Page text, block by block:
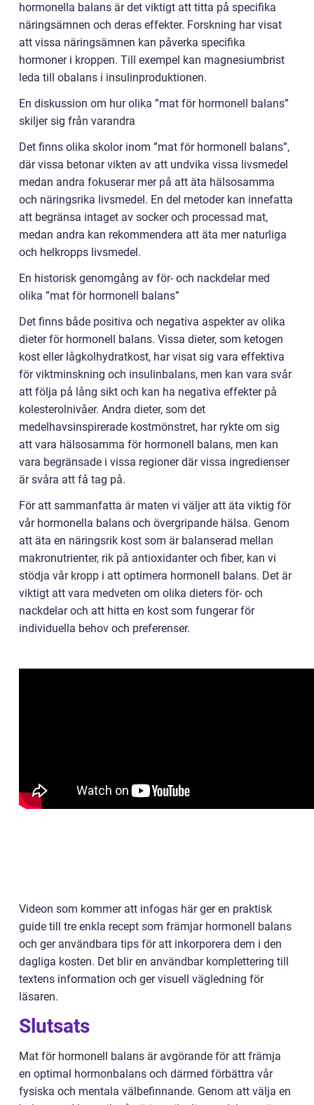
hormonella balans är det viktigt att titta på specifika
näringsämnen och deras effekter. Forskning har visat
att vissa näringsämnen kan påverka specifika
hormoner i kroppen. Till exempel kan magnesiumbrist
leda till obalans i insulinproduktionen.
En diskussion om hur olika ”mat för hormonell balans”
skiljer sig från varandra
Det finns olika skolor inom ”mat för hormonell balans”,
där vissa betonar vikten av att undvika vissa livsmedel
medan andra fokuserar mer på att äta hälsosamma
och näringsrika livsmedel. En del metoder kan innefatta
att begränsa intaget av socker och processad mat,
medan andra kan rekommendera att äta mer naturliga
och helkropps livsmedel.
En historisk genomgång av för- och nackdelar med
olika ”mat för hormonell balans”
Det finns både positiva och negativa aspekter av olika
dieter för hormonell balans. Vissa dieter, som ketogen
kost eller lågkolhydratkost, har visat sig vara effektiva
för viktminskning och insulinbalans, men kan vara svår
att följa på lång sikt och kan ha negativa effekter på
kolesterolnivåer. Andra dieter, som det
medelhavsinspirerade kostmönstret, har rykte om sig
att vara hälsosamma för hormonell balans, men kan
vara begränsade i vissa regioner där vissa ingredienser
är svåra att få tag på.
För att sammanfatta är maten vi väljer att äta viktig för
vår hormonella balans och övergripande hälsa. Genom
att äta en näringsrik kost som är balanserad mellan
makronutrienter, rik på antioxidanter och fiber, kan vi
stödja vår kropp i att optimera hormonell balans. Det är
viktigt att vara medveten om olika dieters för- och
nackdelar och att hitta en kost som fungerar för
individuella behov och preferenser.
Videon som kommer att infogas här ger en praktisk
guide till tre enkla recept som främjar hormonell balans
och ger användbara tips för att inkorporera dem i den
dagliga kosten. Det blir en användbar komplettering till
textens information och ger visuell vägledning för
läsaren.
Slutsats
Mat för hormonell balans är avgörande för att främja
en optimal hormonbalans och därmed förbättra vår
fysiska och mentala välbefinnande. Genom att välja en